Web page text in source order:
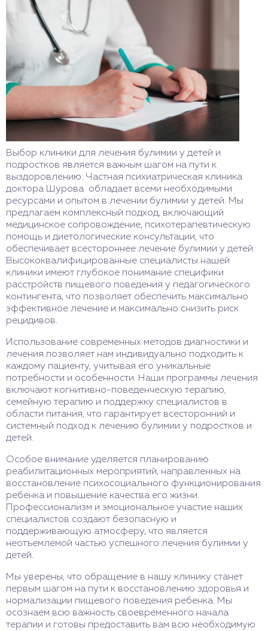
Выбор клиники для лечения булимии у детей и
подростков является важным шагом на пути к
выздоровлению. Частная психиатрическая клиника
доктора Шурова обладает всеми необходимыми
ресурсами и опытом в лечении булимии у детей. Мы
предлагаем комплексный подход, включающий
медицинское сопровождение, психотерапевтическую
помощь и диетологические консультации, что
обеспечивает всестороннее лечение булимии у детей.
Высококвалифицированные специалисты нашей
клиники имеют глубокое понимание специфики
расстройств пищевого поведения у педагогического
контингента, что позволяет обеспечить максимально
эффективное лечение и максимально снизить риск
рецидивов.
Использование современных методов диагностики и
лечения позволяет нам индивидуально подходить к
каждому пациенту, учитывая его уникальные
потребности и особенности. Наши программы лечения
включают когнитивно-поведенческую терапию,
семейную терапию и поддержку специалистов в
области питания, что гарантирует всесторонний и
системный подход к лечению булимии у подростков и
детей.
Особое внимание уделяется планированию
реабилитационных мероприятий, направленных на
восстановление психосоциального функционирования
ребенка и повышение качества его жизни.
Профессионализм и эмоциональное участие наших
специалистов создают безопасную и
поддерживающую атмосферу, что является
неотъемлемой частью успешного лечения булимии у
детей.
Мы уверены, что обращение в нашу клинику станет
первым шагом на пути к восстановлению здоровья и
нормализации пищевого поведения ребенка. Мы
осознаем всю важность своевременного начала
терапии и готовы предоставить вам всю необходимую